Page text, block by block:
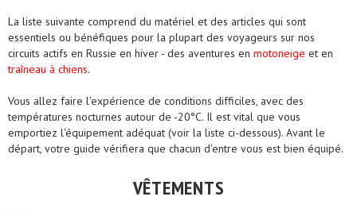
La liste suivante comprend du matériel et des articles qui sont
essentiels ou bénéfiques pour la plupart des voyageurs sur nos
circuits actifs en Russie en hiver - des aventures en motoneige et en
traîneau à chiens.
Vous allez faire l'expérience de conditions difficiles, avec des
températures nocturnes autour de -20°C. Il est vital que vous
emportiez l'équipement adéquat (voir la liste ci-dessous). Avant le
départ, votre guide vérifiera que chacun d'entre vous est bien équipé.
VÊTEMENTS